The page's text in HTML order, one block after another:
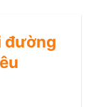
đường